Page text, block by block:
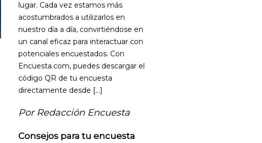
lugar. Cada vez estamos más
acostumbrados a utilizarlos en
nuestro día a día, convirtiéndose en
un canal eficaz para interactuar con
potenciales encuestados. Con
Encuesta.com, puedes descargar el
código QR de tu encuesta
directamente desde […]
Por Redacción Encuesta
Consejos para tu encuesta